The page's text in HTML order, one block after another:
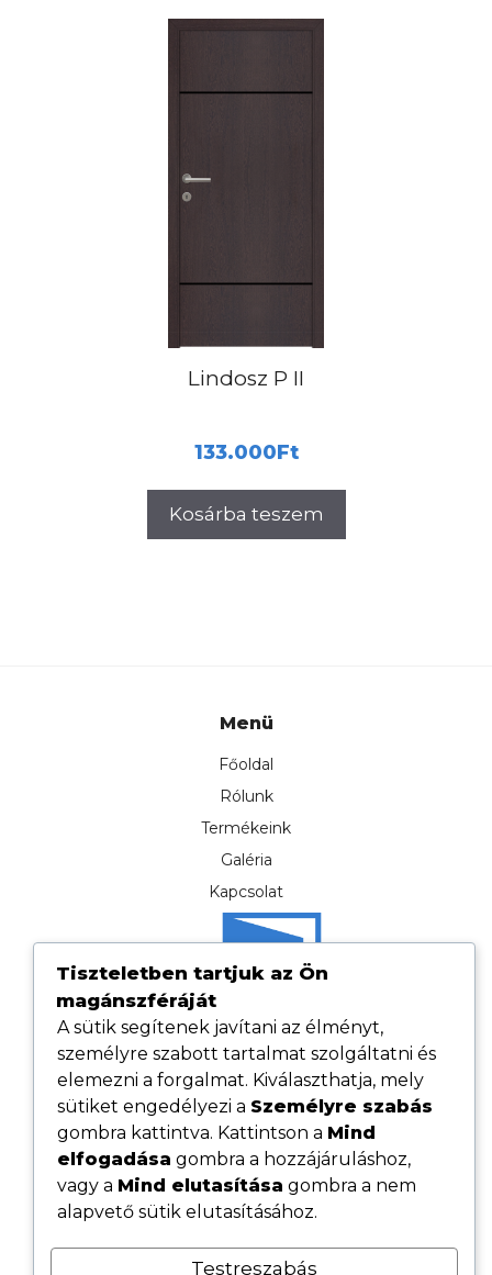
Lindosz P II
133.000Ft
Kosárba teszem
Menü
Főoldal
Rólunk
Termékeink
Galéria
Kapcsolat
Hasznos linkek
Adatvédelmi tájékoztató
Cookie tájékoztató
Tiszteletben tartjuk az Ön
magánszféráját
A sütik segítenek javítani az élményt,
személyre szabott tartalmat szolgáltatni és
elemezni a forgalmat. Kiválaszthatja, mely
sütiket engedélyezi a Személyre szabás
gombra kattintva. Kattintson a Mind
elfogadása gombra a hozzájáruláshoz,
vagy a Mind elutasítása gombra a nem
alapvető sütik elutasításához.
Testreszabás